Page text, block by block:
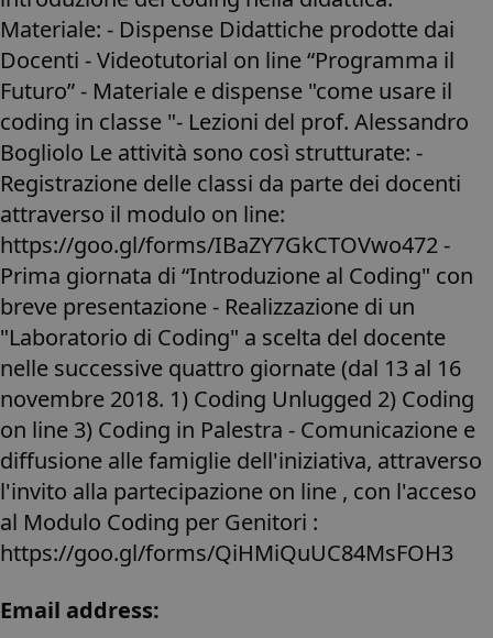
Materiale: - Dispense Didattiche prodotte dai
Docenti - Videotutorial on line “Programma il
Futuro” - Materiale e dispense "come usare il
coding in classe "- Lezioni del prof. Alessandro
Bogliolo Le attività sono così strutturate: -
Registrazione delle classi da parte dei docenti
attraverso il modulo on line:
https://goo.gl/forms/IBaZY7GkCTOVwo472 -
Prima giornata di “Introduzione al Coding" con
breve presentazione - Realizzazione di un
"Laboratorio di Coding" a scelta del docente
nelle successive quattro giornate (dal 13 al 16
novembre 2018. 1) Coding Unlugged 2) Coding
on line 3) Coding in Palestra - Comunicazione e
diffusione alle famiglie dell'iniziativa, attraverso
l'invito alla partecipazione on line , con l'acceso
al Modulo Coding per Genitori :
https://goo.gl/forms/QiHMiQuUC84MsFOH3
Email address: